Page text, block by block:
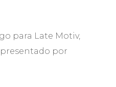
para Late Motiv,
por